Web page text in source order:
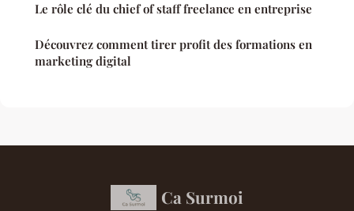
Le rôle clé du chief of staff freelance en entreprise
Découvrez comment tirer profit des formations en
marketing digital
Ca Surmoi